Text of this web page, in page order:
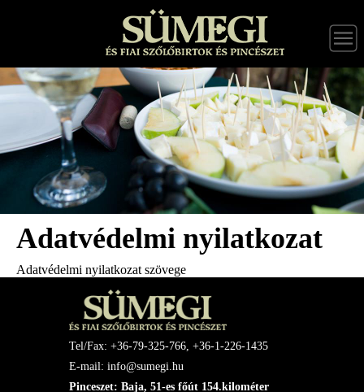
Adatvédelmi nyilatkozat
Adatvédelmi nyilatkozat szövege
Tel/Fax: +36-79-325-766, +36-1-226-1435
E-mail: info@sumegi.hu
Pinceszet: Baja, 51-es főút 154.kilométer